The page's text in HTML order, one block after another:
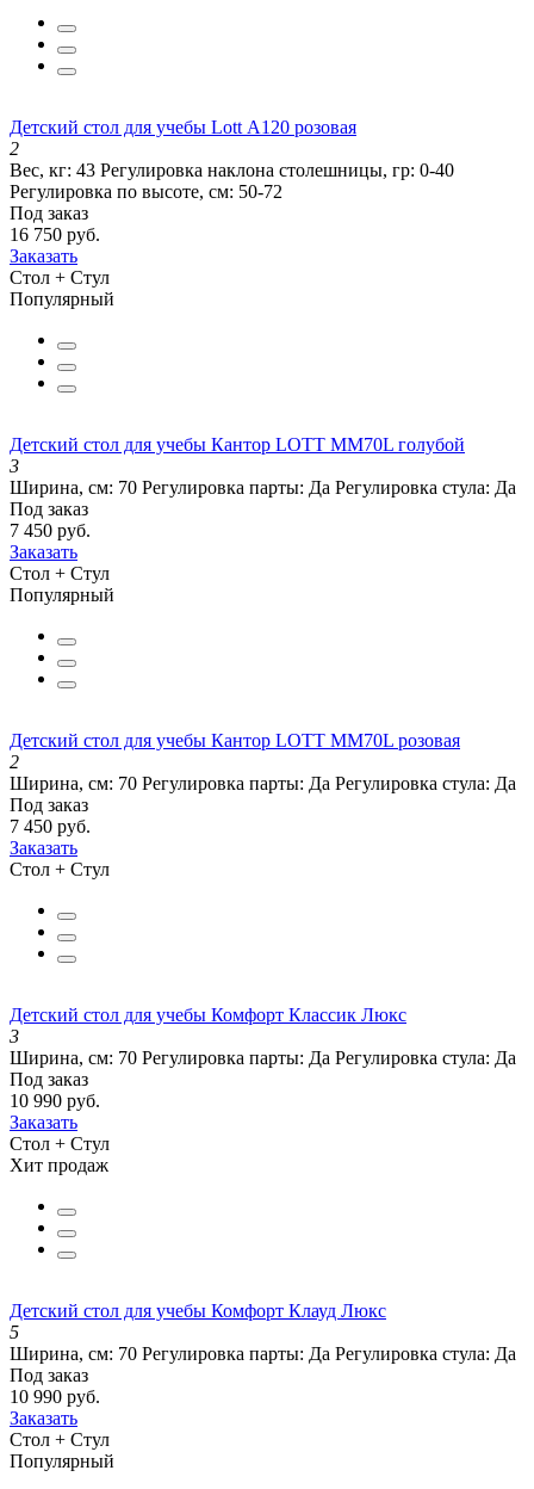
Детский стол для учебы Lott А120 розовая
2
Вес, кг: 43 Регулировка наклона столешницы, гр: 0-40
Регулировка по высоте, см: 50-72
Под заказ
16 750 руб.
Заказать
Стол + Стул
Популярный
Детский стол для учебы Кантор LOTT MM70L голубой
3
Ширина, см: 70 Регулировка парты: Да Регулировка стула: Да
Под заказ
7 450 руб.
Заказать
Стол + Стул
Популярный
Детский стол для учебы Кантор LOTT MM70L розовая
2
Ширина, см: 70 Регулировка парты: Да Регулировка стула: Да
Под заказ
7 450 руб.
Заказать
Стол + Стул
Детский стол для учебы Комфорт Классик Люкс
3
Ширина, см: 70 Регулировка парты: Да Регулировка стула: Да
Под заказ
10 990 руб.
Заказать
Стол + Стул
Хит продаж
Детский стол для учебы Комфорт Клауд Люкс
5
Ширина, см: 70 Регулировка парты: Да Регулировка стула: Да
Под заказ
10 990 руб.
Заказать
Стол + Стул
Популярный